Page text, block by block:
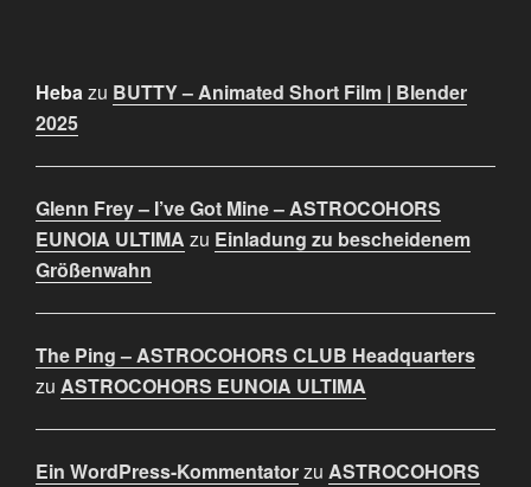
Hebazu BUTTY – Animated Short Film | Blender
2025
Glenn Frey – I’ve Got Mine – ASTROCOHORS
EUNOIA ULTIMA zu Einladung zu bescheidenem
Größenwahn
The Ping – ASTROCOHORS CLUB Headquarters
zu ASTROCOHORS EUNOIA ULTIMA
Ein WordPress-Kommentatorzu ASTROCOHORS